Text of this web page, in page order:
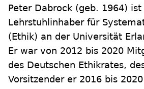
Peter Dabrock (geb. 1964) ist
Lehrstuhlinhaber für
(Ethik) an der Universität
Er war von 2012 bis 2020
des Deutschen Ethikrates,
Vorsitzender er 2016 bis